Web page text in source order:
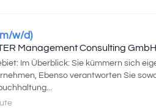
w/d)
Management Consulting GmbH
Im Überblick: Sie kümmern sich
Ebenso verantworten Sie